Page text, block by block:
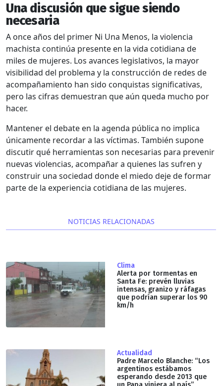
Una discusión que sigue siendo
necesaria
A once años del primer Ni Una Menos, la violencia
machista continúa presente en la vida cotidiana de
miles de mujeres. Los avances legislativos, la mayor
visibilidad del problema y la construcción de redes de
acompañamiento han sido conquistas significativas,
pero las cifras demuestran que aún queda mucho por
hacer.
Mantener el debate en la agenda pública no implica
únicamente recordar a las víctimas. También supone
discutir qué herramientas son necesarias para prevenir
nuevas violencias, acompañar a quienes las sufren y
construir una sociedad donde el miedo deje de formar
parte de la experiencia cotidiana de las mujeres.
NOTICIAS RELACIONADAS
Clima
Alerta por tormentas en
Santa Fe: prevén lluvias
intensas, granizo y ráfagas
que podrían superar los 90
km/h
Actualidad
Padre Marcelo Blanche: “Los
argentinos estábamos
esperando desde 2013 que